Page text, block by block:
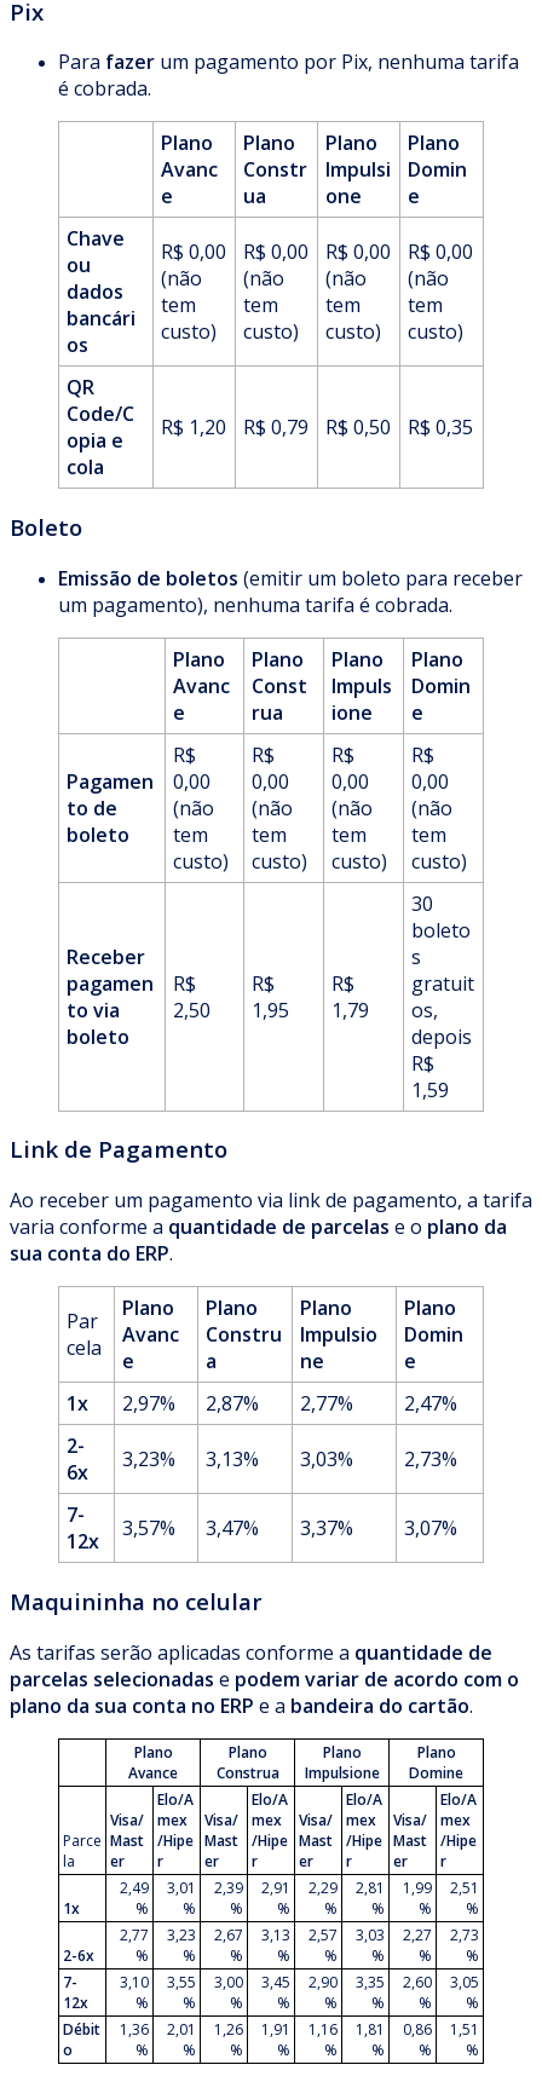
Pix
Para fazer um pagamento por Pix, nenhuma tarifa
é cobrada.
Plano
Avanc
e
Plano
Constr
ua
Plano
Impulsi
one
Plano
Domin
e
Chave
ou
dados
bancári
os
R$ 0,00
(não
tem
custo)
R$ 0,00
(não
tem
custo)
R$ 0,00
(não
tem
custo)
R$ 0,00
(não
tem
custo)
QR
Code/C
opia e
cola
R$ 1,20 R$ 0,79 R$ 0,50 R$ 0,35
Boleto
Emissão de boletos (emitir um boleto para receber
um pagamento), nenhuma tarifa é cobrada.
Plano
Avanc
e
Plano
Const
rua
Plano
Impuls
ione
Plano
Domin
e
Pagamen
to de
boleto
R$
0,00
(não
tem
custo)
R$
0,00
(não
tem
custo)
R$
0,00
(não
tem
custo)
R$
0,00
(não
tem
custo)
Receber
pagamen
to via
boleto
R$
2,50
R$
1,95
R$
1,79
30
boleto
s
gratuit
os,
depois
R$
1,59
Link de Pagamento
Ao receber um pagamento via link de pagamento, a tarifa
varia conforme a quantidade de parcelas e o plano da
sua conta do ERP.
Par
cela
Plano
Avanc
e
Plano
Constru
a
Plano
Impulsio
ne
Plano
Domin
e
1x
2,97% 2,87% 2,77%
2,47%
2-
6x
3,23% 3,13% 3,03% 2,73%
7-
12x
3,57% 3,47% 3,37% 3,07%
Maquininha no celular
As tarifas serão aplicadas conforme a quantidade de
parcelas selecionadas e podem variar de acordo com o
plano da sua conta no ERP e a bandeira do cartão.
Plano
Avance
Plano
Construa
Plano
Impulsione
Plano
Domine
Parce
la
Visa/
Mast
er
Elo/A
mex
/Hipe
r
Visa/
Mast
er
Elo/A
mex
/Hipe
r
Visa/
Mast
er
Elo/A
mex
/Hipe
r
Visa/
Mast
er
Elo/A
mex
/Hipe
r
1x
2,49
%
3,01
%
2,39
%
2,91
%
2,29
%
2,81
%
1,99
%
2,51
%
2-6x
2,77
%
3,23
%
2,67
%
3,13
%
2,57
%
3,03
%
2,27
%
2,73
%
7-
12x
3,10
%
3,55
%
3,00
%
3,45
%
2,90
%
3,35
%
2,60
%
3,05
%
Débit
o
1,36
%
2,01
%
1,26
%
1,91
%
1,16
%
1,81
%
0,86
%
1,51
%